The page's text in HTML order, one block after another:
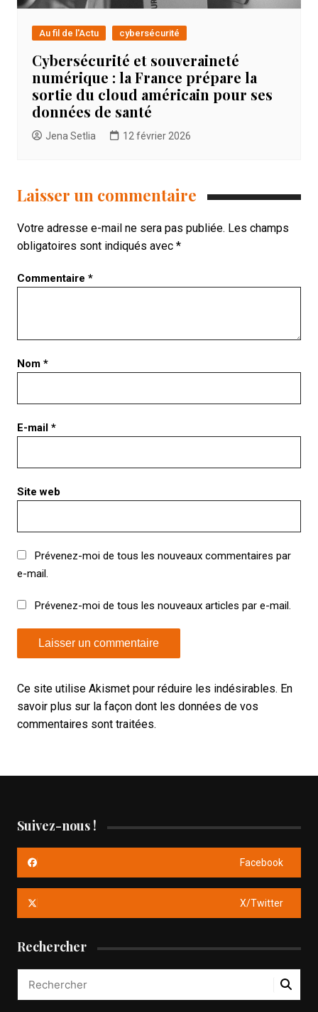
Au fil de l'Actu cybersécurité
Cybersécurité et souveraineté
numérique : la France prépare la
sortie du cloud américain pour ses
données de santé
Jena Setlia 12 février 2026
Laisser un commentaire
Votre adresse e-mail ne sera pas publiée. Les champs
obligatoires sont indiqués avec *
Commentaire *
Nom *
E-mail *
Site web
Prévenez-moi de tous les nouveaux commentaires par
e-mail.
Prévenez-moi de tous les nouveaux articles par e-mail.
Ce site utilise Akismet pour réduire les indésirables. En
savoir plus sur la façon dont les données de vos
commentaires sont traitées.
Suivez-nous !
Facebook
X/Twitter
Rechercher